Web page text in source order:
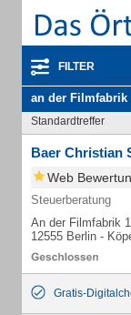
FILTER
an der Filmfabrik
Standardtreffer
Baer Christian
Web
Steuerberatung
An der Filmfabrik
12555 Berlin -
Gratis-